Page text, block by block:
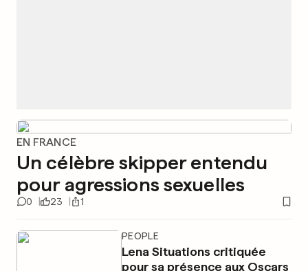
EN FRANCE
Un célèbre skipper entendu
pour agressions sexuelles
0 23 1
PEOPLE
Lena Situations critiquée
pour sa présence aux Oscars